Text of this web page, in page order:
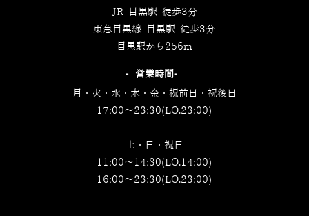
JR 目黒駅 徒歩3分
東急目黒線 目黒駅 徒歩3分
目黒駅から256m
‐営業時間‐
月・火・水・木・金・祝前日・祝後日
17:00～23:30(LO.23:00)
土・日・祝日
11:00～14:30(LO.14:00)
16:00～23:30(LO.23:00)